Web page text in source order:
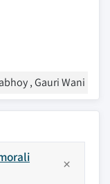
, Gauri Wani